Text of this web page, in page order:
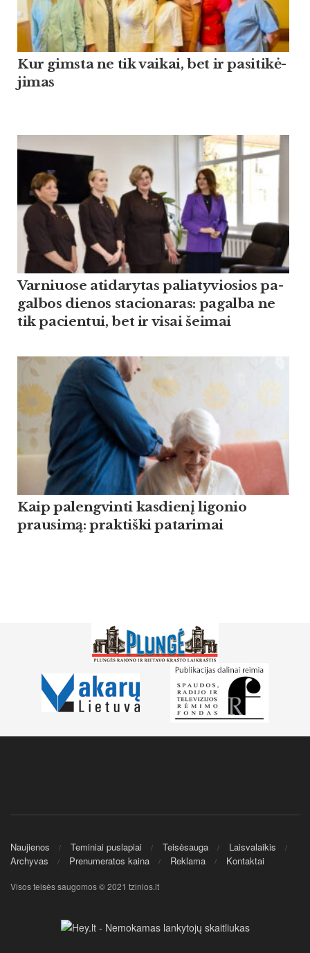
Kur gims­ta ne tik vai­kai, bet ir pa­si­ti­kė­
ji­mas
Var­niuo­se ati­da­ry­tas pa­lia­ty­vio­sios pa­
gal­bos die­nos sta­cio­na­ras: pa­gal­ba ne
tik pa­cien­tui, bet ir vi­sai šei­mai
Kaip palengvinti kasdienį ligonio
prausimą: praktiški patarimai
Naujienos Teminiai puslapiai Teisėsauga
Laisvalaikis
Archyvas
Prenumeratos kaina Reklama Kontaktai
Visos teisės saugomos © 2021 tzinios.lt